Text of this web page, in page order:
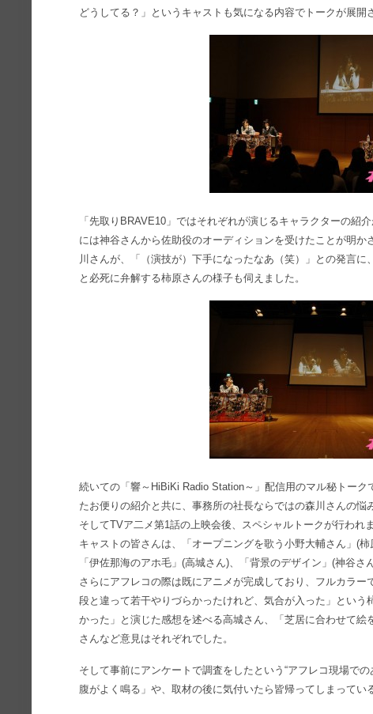
どうしてる？」というキャストも気になる内容でトークが展開
「先取りBRAVE10」ではそれぞれが演じるキャラクターの紹
には神谷さんから佐助役のオーディションを受けたことが明
川さんが、「（演技が）下手になったなあ（笑）」との発言に
と必死に弁解する柿原さんの様子も伺えました。
続いての「響～HiBiKi Radio Station～」配信用のマル秘トー
たお便りの紹介と共に、事務所の社長ならではの森川さんの悩
そしてTVア二メ第1話の上映会後、スペシャルトークが行われ
キャストの皆さんは、「オープニングを歌う小野大輔さん」(柿
「伊佐那海のアホ毛」(高城さん)、「背景のデザイン」(神谷さ
さらにアフレコの際は既にアニメが完成しており、フルカラ
段と違って若干やりづらかったけれど、気合が入った」とい
かった」と演じた感想を述べる高城さん、「芝居に合わせて
さんなど意見はそれぞれでした。
そして事前にアンケートで調査をしたという“アフレコ現場で
腹がよく鳴る」や、取材の後に気付いたら皆帰ってしまってい